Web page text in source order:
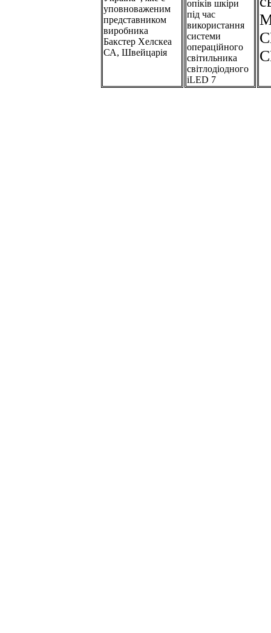
уповноваженим
представником
виробника
Бакстер Хелскеа
СА, Швейцарія
опіків шкіри
під час
використання
системи
операційного
світильника
світлодіодного
iLED 7